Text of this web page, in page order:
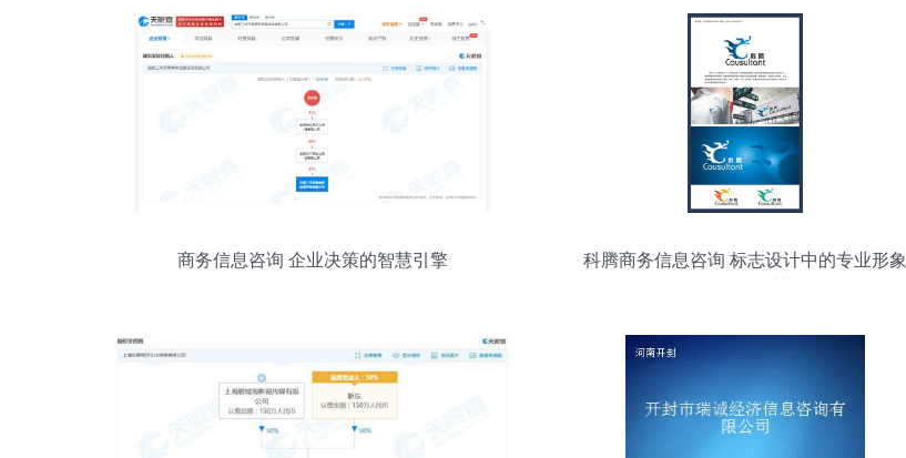
商务信息咨询 企业决策的智慧引擎
科腾商务信息咨询 标志设计中的专业形象